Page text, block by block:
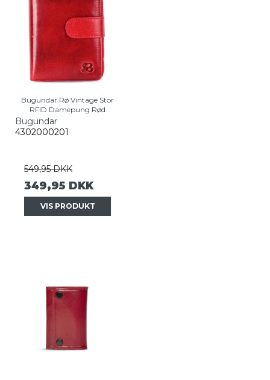
Bugundar Rø Vintage Stor
RFID Damepung Rød
Bugundar
4302000201
549,95 DKK
349,95 DKK
VIS PRODUKT